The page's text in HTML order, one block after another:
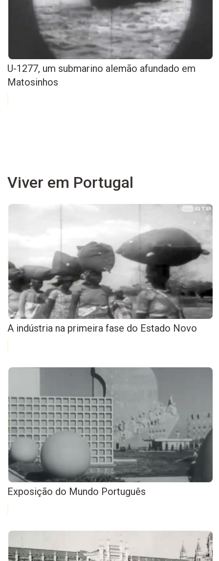
U-1277, um submarino alemão afundado em
Matosinhos
Viver em Portugal
A indústria na primeira fase do Estado Novo
Exposição do Mundo Português